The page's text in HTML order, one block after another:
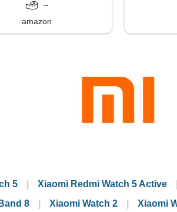
--
amazon
5 Xiaomi Redmi Watch 5 Active
8 Xiaomi Watch 2 Xiaomi